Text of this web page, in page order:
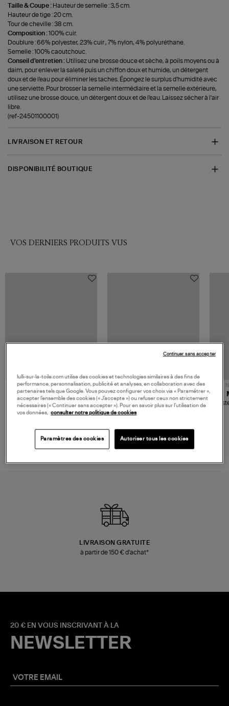
Taille & Coupe : Hauteur de semelle : 3,5 cm.
Hauteur de tige : 20 cm.
Tour de cheville : 38 cm.
Composition :100% cuir.
Doublure : 66% polyester, 23% cuir , 7% nylon, 4% polyuréthane.
Semelle : 100% caoutchouc.
Conseil d'entretien : Utilisez une brosse douce et sèche, à poils moyens ou à
daim, pour enlever la saleté puis un chiffon doux et humide, un détergent
doux et de l'eau pour éliminer les taches. Épongez le surplus d'humidité avec
une serviette. Pour brosser la semelle intermédiaire et la semelle extérieure,
utilisez une brosse douce, un détergent doux et de l'eau. Laissez sécher à l'air
libre.
(ref-24501100001)
LIVRAISON ET RETOUR
DISPONIBILITÉ BOUTIQUE
VOS DERNIERS PRODUITS VUS
480,00 €
JEROME DREYFUSS
Sac Bobi S Cuir Lamé
Champagne
NOUVELLE COLLECTION
TORAL
Mocassins Killian Sport
Mousse
LIVRAISON GRATUITE
à partir de 150 € d'achat*
20 € EN VOUS INSCRIVANT À LA
NEWSLETTER
lulli-sur-la-toile.com utilise des cookies et technologies similaires à des fins de
performance, personnalisation, publicité et analyses, en collaboration avec des
partenaires tels que Google. Vous pouvez configurer vos choix via « Paramétrer »,
accepter l’ensemble des cookies (« J’accepte ») ou refuser ceux non strictement
nécessaires (« Continuer sans accepter »). Pour en savoir plus sur l’utilisation de
vos données,
consulter notre politique de cookies
Paramètres des cookies Autoriser tous les cookies
Continuer sans accepter